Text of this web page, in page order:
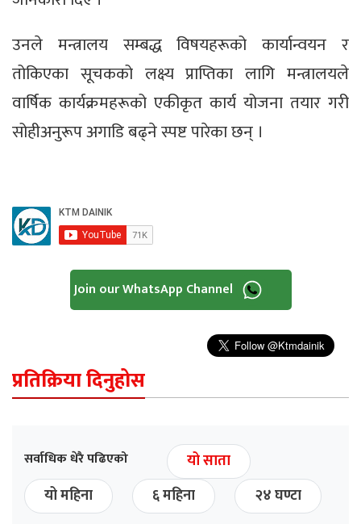
उनले मन्त्रालय सम्बद्ध विषयहरूको कार्यान्वयन र
तोकिएका सूचकको लक्ष्य प्राप्तिका लागि मन्त्रालयले
वार्षिक कार्यक्रमहरूको एकीकृत कार्य योजना तयार गरी
सोहीअनुरूप अगाडि बढ्ने स्पष्ट पारेका छन् ।
Join our WhatsApp Channel
प्रतिक्रिया दिनुहोस
सर्वाधिक धेरै पढिएको
यो साता
यो महिना
६ महिना २४ घण्टा